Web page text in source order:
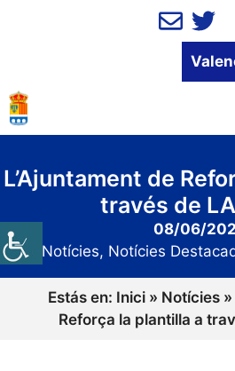
L’Ajuntament de
través de
08/06/
Notícies, Notícies
Estás en: Inici» Notícies»
Reforça la plantilla a